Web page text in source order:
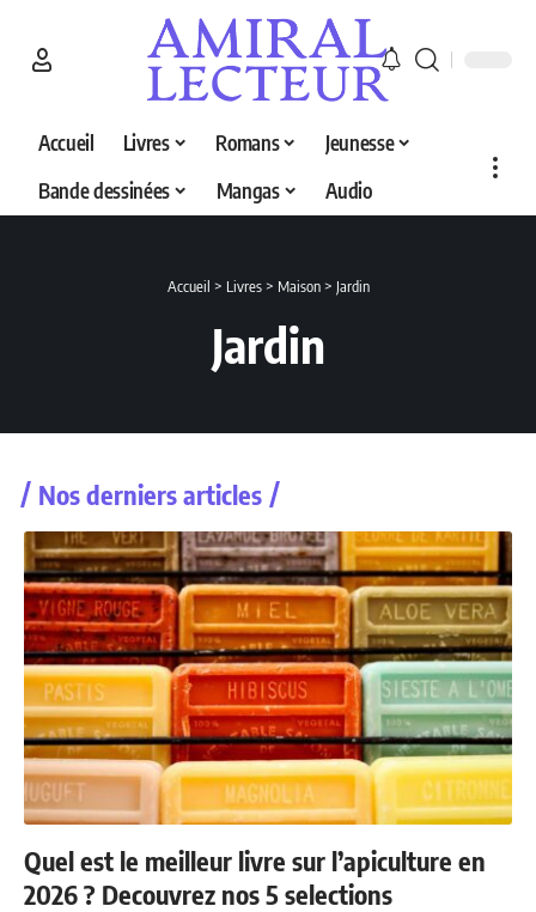
Accueil Livres Romans
Jeunesse
Bande dessinées
Mangas Audio
Accueil > Livres> Maison> Jardin
Jardin
Nos derniers articles
Quel est le meilleur livre sur l’apiculture en
2026 ? Decouvrez nos 5 selections